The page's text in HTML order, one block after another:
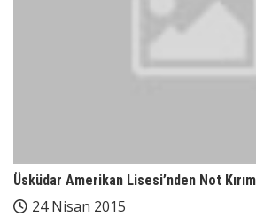
Üsküdar Amerikan Lisesi’nden Not
24 Nisan 2015